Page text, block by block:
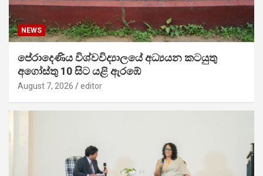
NEWS
පේරාදෙණිය විශ්වවිද්‍යාලයේ අධ්‍යයන කටයුතු
අගෝස්තු 10 සිට යළි ඇරඹේ
August 7, 2026 editor